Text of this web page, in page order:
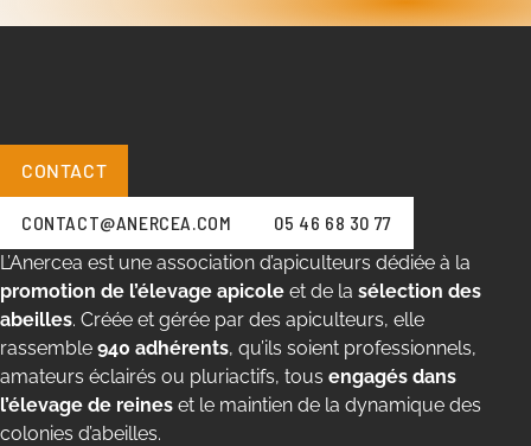
CONTACT
CONTACT@ANERCEA.COM
05 46 68 30 77
L’Anercea est une association d’apiculteurs dédiée à la
promotion de l’élevage apicole et de la sélection des
abeilles. Créée et gérée par des apiculteurs, elle
rassemble 940 adhérents, qu’ils soient professionnels,
amateurs éclairés ou pluriactifs, tous engagés dans
l’élevage de reines et le maintien de la dynamique des
colonies d’abeilles.